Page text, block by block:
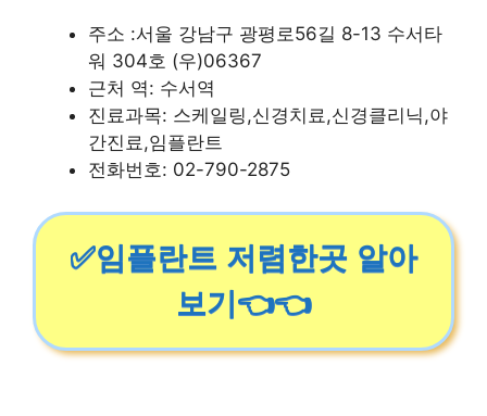
주소 :서울 강남구 광평로56길 8-13 수서타
워 304호 (우)06367
근처 역: 수서역
진료과목: 스케일링,신경치료,신경클리닉,야
간진료,임플란트
전화번호: 02-790-2875
✅임플란트 저렴한곳 알아
보기👈👈